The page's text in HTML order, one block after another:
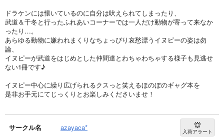
ドラケンには懐いているのに自分は吠えられてしまったり、
武道＆千冬と行ったふれあいコーナーでは一人だけ動物が寄って来なか
ったり…。
あらゆる動物に嫌われまくりなちょっぴり哀愁漂うイヌピーの姿は勿
論、
イヌピーが武道をはじめとした仲間達とわちゃわちゃする様子も見逃せ
ない1冊です♪
イヌピー中心に繰り広げられるクスっと笑えるほのぼのギャグ本を
是非お手元にてじっくりとお楽しみくださいませ！
サークル名 azayaca* 入荷アラート